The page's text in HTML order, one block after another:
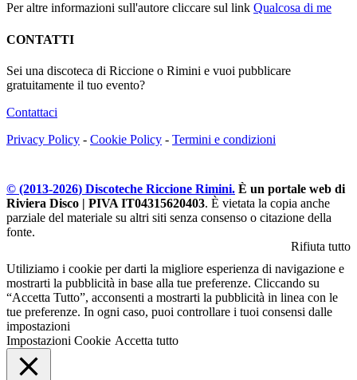
Per altre informazioni sull'autore cliccare sul link Qualcosa di me
CONTATTI
Sei una discoteca di Riccione o Rimini e vuoi pubblicare
gratuitamente il tuo evento?
Contattaci
Privacy Policy - Cookie Policy - Termini e condizioni
© (2013-2026) Discoteche Riccione Rimini. È un portale web di
Riviera Disco | PIVA IT04315620403. È vietata la copia anche
parziale del materiale su altri siti senza consenso o citazione della
fonte.
Rifiuta tutto
Utiliziamo i cookie per darti la migliore esperienza di navigazione e
mostrarti la pubblicità in base alla tue preferenze. Cliccando su
“Accetta Tutto”, acconsenti a mostrarti la pubblicità in linea con le
tue preferenze. In ogni caso, puoi controllare i tuoi consensi dalle
impostazioni
Impostazioni Cookie Accetta tutto